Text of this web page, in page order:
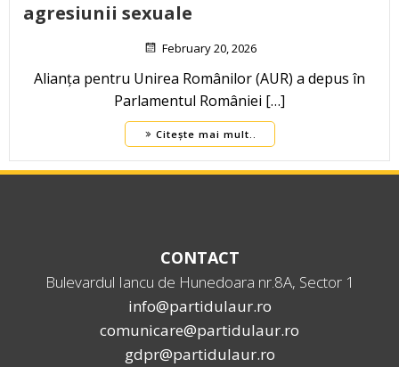
agresiunii sexuale
February 20, 2026
Alianța pentru Unirea Românilor (AUR) a depus în
Parlamentul României […]
Citește mai mult..
CONTACT
Bulevardul Iancu de Hunedoara nr.8A, Sector 1
info@partidulaur.ro
comunicare@partidulaur.ro
gdpr@partidulaur.ro